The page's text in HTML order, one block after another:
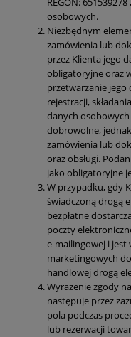
osobowych.
Niezbędnym
zamówienia lub
przez Klienta jego
obligatoryjne oraz
przetwarzanie
rejestracji,
danych
dobrowolne,
zamówienia lub
oraz obsługi.
jako obligatoryjne
W przypadku, gdy
świadczoną drogą
bezpłatne
poczty
e-mailingowej i jest
marketingowych
handlowej drogą
Wyrażenie zgody
następuje przez
pola podczas
lub rezerwacji